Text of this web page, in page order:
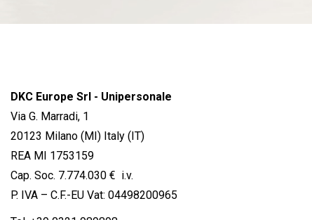
DKC Europe Srl - Unipersonale
Via G. Marradi, 1
20123 Milano (MI) Italy (IT)
REA MI 1753159
Cap. Soc. 7.774.030 € i.v.
P. IVA – C.F.-EU Vat: 04498200965